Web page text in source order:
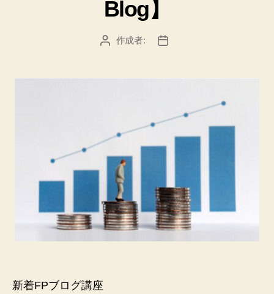
Blog】
投 作成者:
投
新着FPブログ講座